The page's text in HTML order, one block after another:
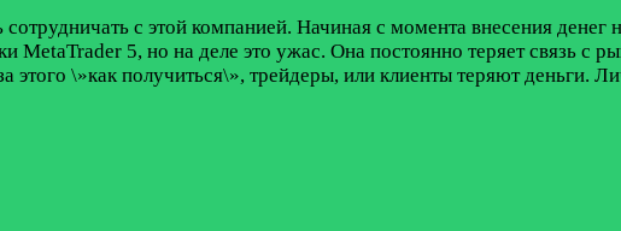
с этой компанией. Начиная с момента внесения
MetaTrader 5, но на деле это ужас. Она постоянно теряет связь с
этого \»как получиться\», трейдеры, или клиенты теряют деньги.